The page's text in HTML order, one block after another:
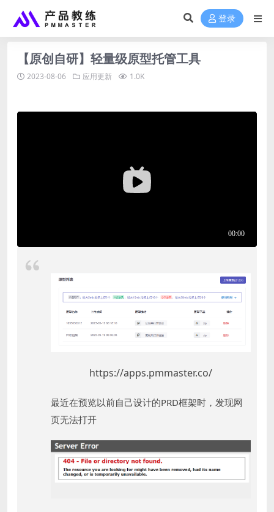
登录
【原创自研】轻量级原型托管工具
2023-08-06 应用更新 1.0K
https://apps.pmmaster.co/
最近在预览以前自己设计的PRD框架时，发现网
页无法打开